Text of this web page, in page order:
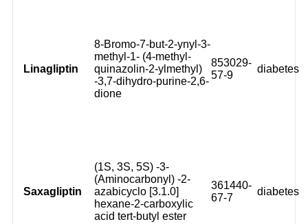
Linagliptin
8-Bromo-7-but-2-ynyl-3-
methyl-1- (4-methyl-
quinazolin-2-ylmethyl)
-3,7-dihydro-purine-2,6-
dione
853029-
57-9
diabetes
Saxagliptin
(1S, 3S, 5S) -3-
(Aminocarbonyl) -2-
azabicyclo [3.1.0]
hexane-2-carboxylic
acid tert-butyl ester
361440-
67-7
diabetes